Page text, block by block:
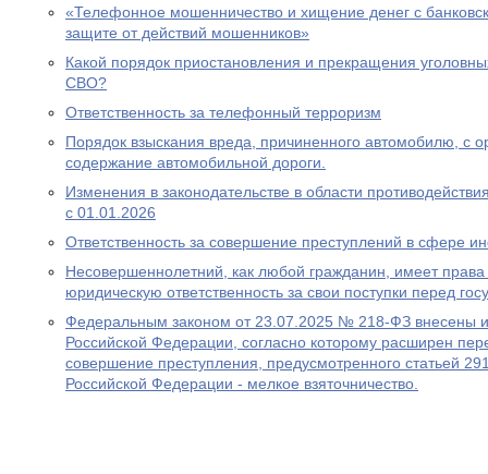
«Телефонное мошенничество и хищение денег с
защите от действий мошенников»
Какой порядок приостановления и прекращения
СВО?
Ответственность за телефонный терроризм
Порядок взыскания вреда, причиненного автомобилю, с
содержание автомобильной дороги.
Изменения в законодательстве в области
с 01.01.2026
Ответственность за совершение преступлений в сфере
Несовершеннолетний, как любой гражданин, имеет права
юридическую ответственность за свои поступки перед
Федеральным законом от 23.07.2025 № 218-ФЗ внесены
Российской Федерации, согласно которому расширен
совершение преступления, предусмотренного статьей
Российской Федерации - мелкое взяточничество.